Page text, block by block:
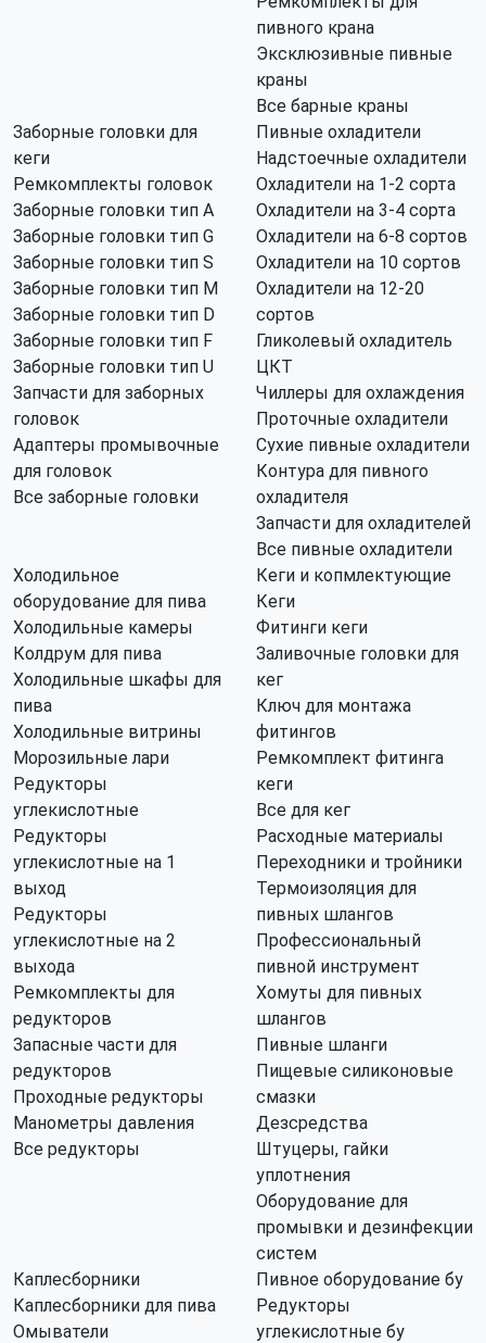
пивного крана
Эксклюзивные пивные
краны
Все барные краны
Заборные головки для
кеги
Ремкомплекты головок
Заборные головки тип А
Заборные головки тип G
Заборные головки тип S
Заборные головки тип M
Заборные головки тип D
Заборные головки тип F
Заборные головки тип U
Запчасти для заборных
головок
Адаптеры промывочные
для головок
Все заборные головки
Пивные охладители
Надстоечные охладители
Охладители на 1-2 сорта
Охладители на 3-4 сорта
Охладители на 6-8 сортов
Охладители на 10 сортов
Охладители на 12-20
сортов
Гликолевый охладитель
ЦКТ
Чиллеры для охлаждения
Проточные охладители
Сухие пивные охладители
Контура для пивного
охладителя
Запчасти для охладителей
Все пивные охладители
Холодильное
оборудование для пива
Холодильные камеры
Колдрум для пива
Холодильные шкафы для
пива
Холодильные витрины
Морозильные лари
Редукторы
углекислотные
Редукторы
углекислотные на 1
выход
Редукторы
углекислотные на 2
выхода
Ремкомплекты для
редукторов
Запасные части для
редукторов
Проходные редукторы
Манометры давления
Все редукторы
Кеги и копмлектующие
Кеги
Фитинги кеги
Заливочные головки для
кег
Ключ для монтажа
фитингов
Ремкомплект фитинга
кеги
Все для кег
Расходные материалы
Переходники и тройники
Термоизоляция для
пивных шлангов
Профессиональный
пивной инструмент
Хомуты для пивных
шлангов
Пивные шланги
Пищевые силиконовые
смазки
Дезсредства
Штуцеры, гайки
уплотнения
Оборудование для
промывки и дезинфекции
систем
Каплесборники
Каплесборники для пива
Омыватели
Пивное оборудование бу
Редукторы
углекислотные бу